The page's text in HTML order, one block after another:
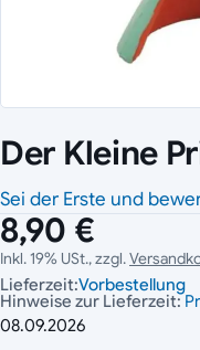
Der Kleine
Sei der Erste und
8,90 €
Inkl. 19% USt., zzgl.
Lieferzeit:Vorbestellung
Hinweise zur Lieferzeit:
08.09.2026